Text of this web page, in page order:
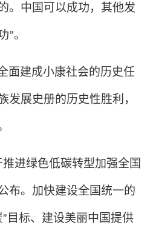
。中国可以成功，其他发
”。
面建成小康社会的历史任
发展史册的历史性胜利，
进绿色低碳转型加强全国
布。加快建设全国统一的
” 目标、建设美丽中国提供